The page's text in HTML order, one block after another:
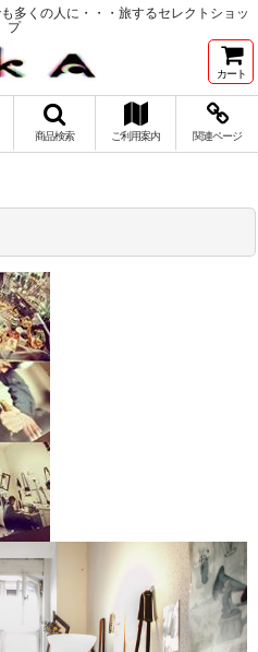
多くの人に・・・旅するセレクトショッ
プ
カート
商品検索 ご利用案内 関連ページ